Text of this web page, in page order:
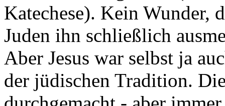
Katechese). Kein Wunder,
Juden ihn schließlich
Aber Jesus war selbst ja
der jüdischen Tradition.